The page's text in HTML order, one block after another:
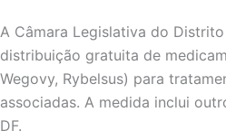
A Câmara Legislativa do
distribuição gratuita de
Wegovy, Rybelsus) para
associadas. A medida inclui
DF.